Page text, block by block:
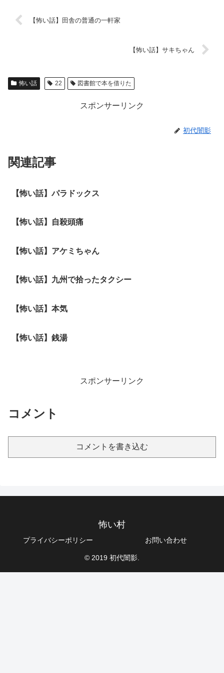
【怖い話】田舎の普通の一軒家
【怖い話】サキちゃん
怖い話 22 図書館で本を借りた
スポンサーリンク
初代闇影
関連記事
【怖い話】パラドックス
【怖い話】自殺頭痛
【怖い話】アケミちゃん
【怖い話】九州で拾ったタクシー
【怖い話】本気
【怖い話】銭湯
スポンサーリンク
コメント
コメントを書き込む
怖い村
プライバシーポリシー お問い合わせ
© 2019 初代闇影.